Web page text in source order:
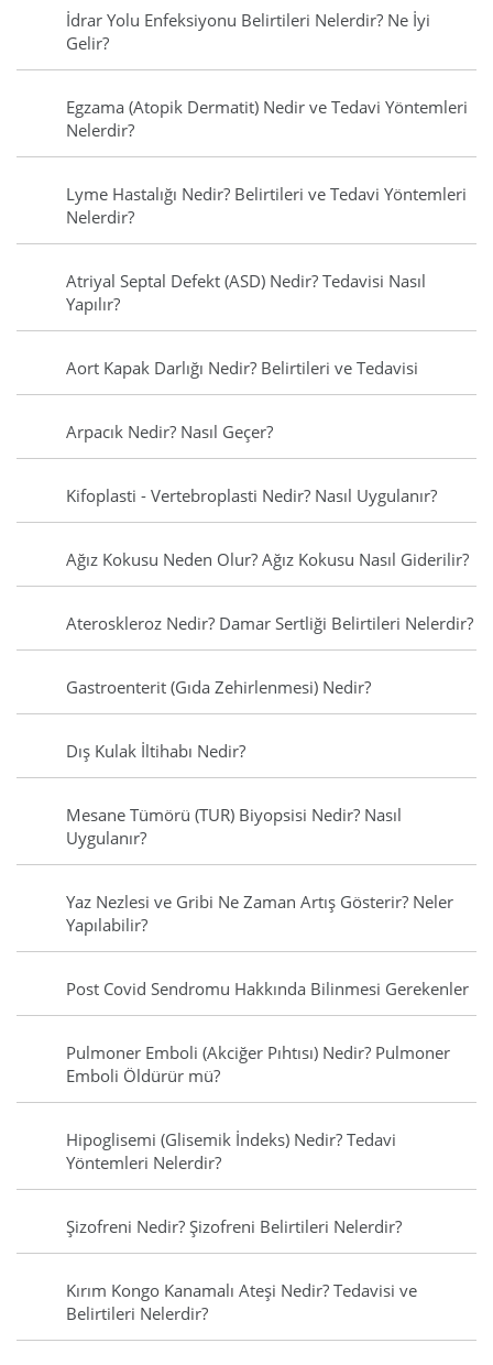
İdrar Yolu Enfeksiyonu Belirtileri Nelerdir? Ne İyi
Gelir?
Egzama (Atopik Dermatit) Nedir ve Tedavi Yöntemleri
Nelerdir?
Lyme Hastalığı Nedir? Belirtileri ve Tedavi Yöntemleri
Nelerdir?
Atriyal Septal Defekt (ASD) Nedir? Tedavisi Nasıl
Yapılır?
Aort Kapak Darlığı Nedir? Belirtileri ve Tedavisi
Arpacık Nedir? Nasıl Geçer?
Kifoplasti - Vertebroplasti Nedir? Nasıl Uygulanır?
Ağız Kokusu Neden Olur? Ağız Kokusu Nasıl Giderilir?
Ateroskleroz Nedir? Damar Sertliği Belirtileri Nelerdir?
Gastroenterit (Gıda Zehirlenmesi) Nedir?
Dış Kulak İltihabı Nedir?
Mesane Tümörü (TUR) Biyopsisi Nedir? Nasıl
Uygulanır?
Yaz Nezlesi ve Gribi Ne Zaman Artış Gösterir? Neler
Yapılabilir?
Post Covid Sendromu Hakkında Bilinmesi Gerekenler
Pulmoner Emboli (Akciğer Pıhtısı) Nedir? Pulmoner
Emboli Öldürür mü?
Hipoglisemi (Glisemik İndeks) Nedir? Tedavi
Yöntemleri Nelerdir?
Şizofreni Nedir? Şizofreni Belirtileri Nelerdir?
Kırım Kongo Kanamalı Ateşi Nedir? Tedavisi ve
Belirtileri Nelerdir?